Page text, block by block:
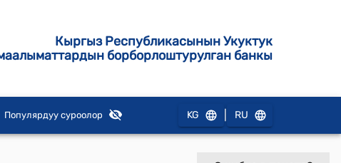
Кыргыз Республикасынын Укуктук
борборлоштурулган банкы
Популярдуу суроолор KG RU